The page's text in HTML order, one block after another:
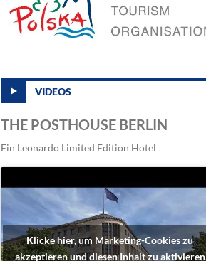
VIDEOS
THE POSTHOUSE BERLIN
Ein Leonardo Limited Edition Hotel
Klicke hier, um Marketing-Cookies zu
akzeptieren und diesen Inhalt zu aktivieren